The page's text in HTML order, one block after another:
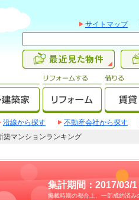
サイトマップ
沿線から探す 不動産会社から探す
築マンションランキング
集計期間：2017/03/
掲載時期の都合上、一部成約済み